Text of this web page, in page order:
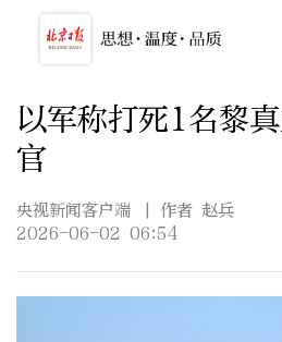
以军称打死1名黎
官
央视新闻客户端
| 作者 赵兵
2026-06-02 06:54